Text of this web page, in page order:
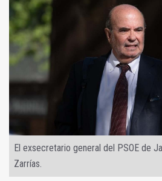
El exsecretario general del PSOE de
Zarrías.